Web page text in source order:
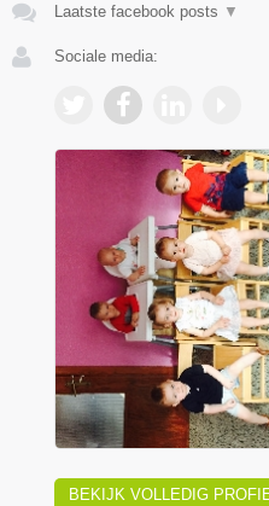
Laatste facebook posts ▼
Sociale media:
BEKIJK VOLLEDIG